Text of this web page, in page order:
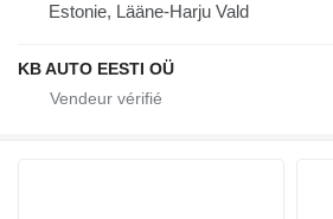
Estonie, Lääne-Harju Vald
KB AUTO EESTI OÜ